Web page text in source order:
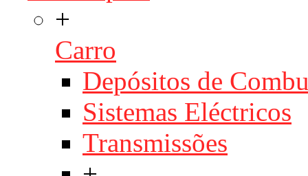
+
Carro
Depósitos de
Sistemas Eléctricos
Transmissões